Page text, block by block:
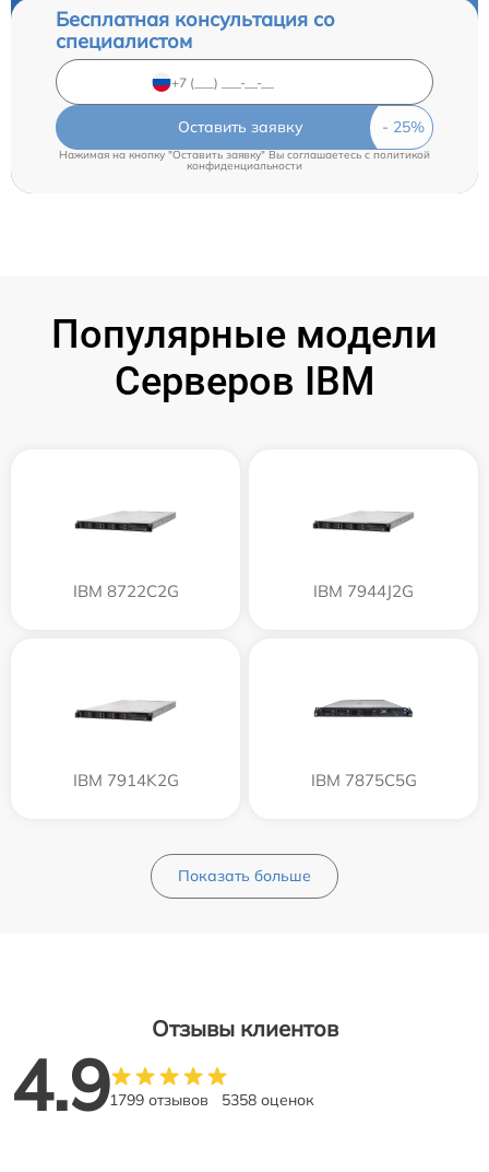
Бесплатная консультация со
специалистом
Оставить заявку
Нажимая на кнопку "Оставить заявку" Вы соглашаетесь c политикой
конфиденциальности
Популярные модели
Серверов IBM
IBM 8722C2G IBM 7944J2G
IBM 7914K2G IBM 7875C5G
Показать больше
Отзывы клиентов
4.91799 отзывов 5358 оценок